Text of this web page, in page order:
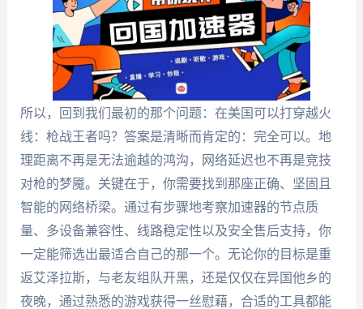
所以，回到我们最初的那个问题：在美国可以打穿越火
线：枪战王者吗？答案是清晰而肯定的：完全可以。地
理距离不再是无法逾越的鸿沟，网络延迟也不再是竞技
对枪的梦魇。关键在于，你需要找到那座正确、坚固且
智能的网络桥梁。通过有步骤地考察加速器的节点质
量、多设备兼容性、线路稳定性以及安全售后支持，你
一定能筛选出最适合自己的那一个。无论你的目标是重
返艾泽拉斯，与老友组队开黑，还是仅仅在异国他乡的
夜晚，通过熟悉的游戏获得一丝慰藉，合适的工具都能